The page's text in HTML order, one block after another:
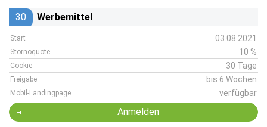
30 Werbemittel
Start 03.08.2021
Stornoquote 10 %
Cookie 30 Tage
Freigabe bis 6 Wochen
Mobil-Landingpage verfügbar
Anmelden